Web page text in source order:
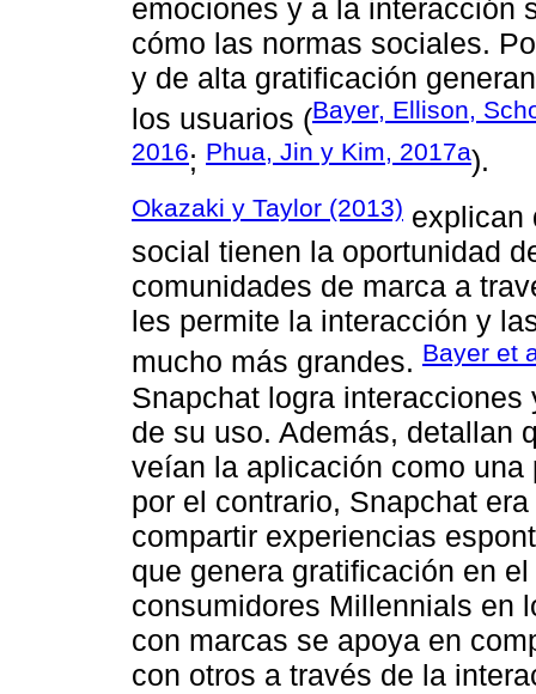
emociones y a la interacción
cómo las normas sociales.
y de alta gratificación
los usuarios (Bayer, Ellison,
2016; Phua, Jin y Kim, 2017a).
Okazaki y Taylor (2013) explican
social tienen la oportunidad
comunidades de marca a
les permite la interacción y
mucho más grandes. Bayer et
Snapchat logra
de su uso. Además, detallan
veían la aplicación como
por el contrario, Snapchat
compartir experiencias
que genera gratificación en
consumidores Millennials en
con marcas se apoya en
con otros a través de la